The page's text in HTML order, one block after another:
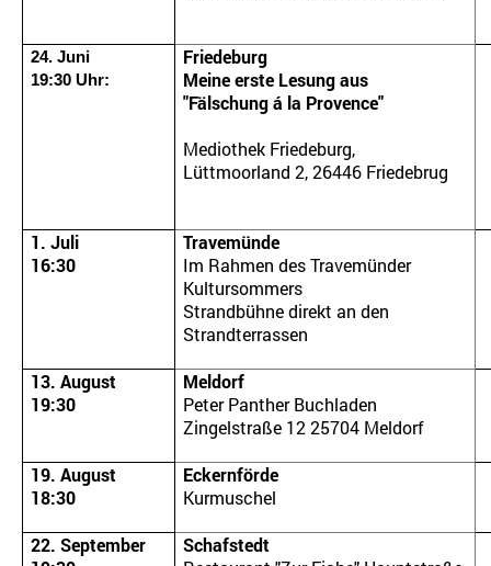
24. Juni
19:30 Uhr:
Friedeburg
Meine erste Lesung aus
"Fälschung á la Provence"
Mediothek Friedeburg,
Lüttmoorland 2, 26446 Friedebrug
1. Juli
16:30
Travemünde
Im Rahmen des Travemünder
Kultursommers
Strandbühne direkt an den
Strandterrassen
13. August
19:30
Meldorf
Peter Panther Buchladen
Zingelstraße 12 25704 Meldorf
19. August
18:30
Eckernförde
Kurmuschel
22. September
Schafstedt